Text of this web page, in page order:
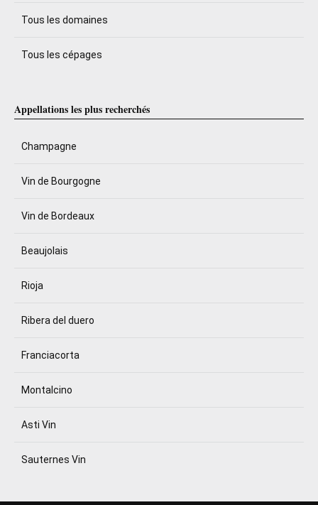
Tous les domaines
Tous les cépages
Appellations les plus recherchés
Champagne
Vin de Bourgogne
Vin de Bordeaux
Beaujolais
Rioja
Ribera del duero
Franciacorta
Montalcino
Asti Vin
Sauternes Vin